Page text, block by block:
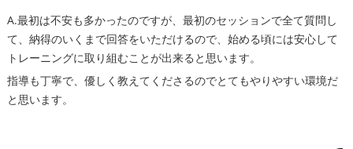
A.最初は不安も多かったのですが、最初のセッションで全て質問し
て、納得のいくまで回答をいただけるので、始める頃には安心して
トレーニングに取り組むことが出来ると思います。
指導も丁寧で、優しく教えてくださるのでとてもやりやすい環境だ
と思います。